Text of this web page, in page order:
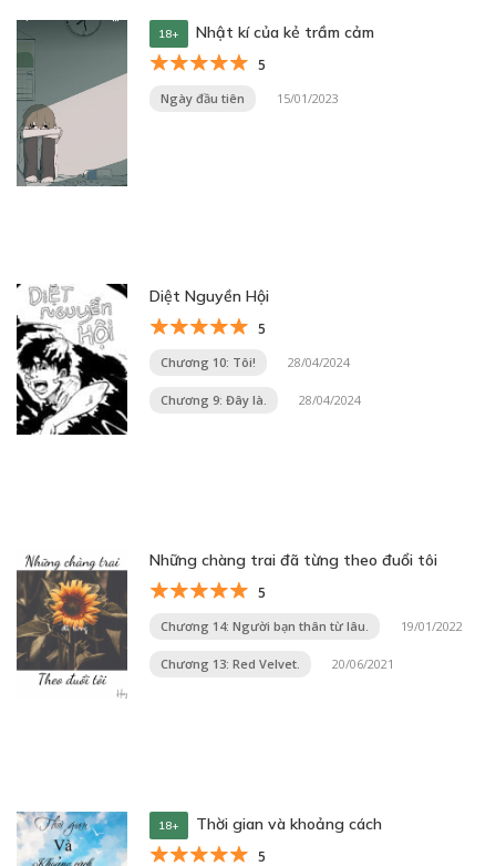
18+ Nhật kí của kẻ trầm cảm
5
Ngày đầu tiên 15/01/2023
Diệt Nguyền Hội
5
Chương 10: Tôi! 28/04/2024
Chương 9: Đây là. 28/04/2024
Những chàng trai đã từng theo đuổi tôi
5
Chương 14: Người bạn thân từ lâu. 19/01/2022
Chương 13: Red Velvet. 20/06/2021
18+ Thời gian và khoảng cách
5